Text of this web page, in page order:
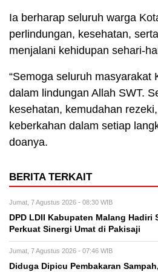
Ia berharap seluruh warga
perlindungan, kesehatan,
menjalani kehidupan sehari-
“Semoga seluruh masyarakat
dalam lindungan Allah SWT.
kesehatan, kemudahan
keberkahan dalam setiap
doanya.
BERITA TERKAIT
Jumat, 7 Agustus 2026 - 08:30 WIB
DPD LDII Kabupaten Malang Hadiri
Perkuat Sinergi Umat di Pakisaji
Jumat, 7 Agustus 2026 - 07:46 WIB
Diduga Dipicu Pembakaran